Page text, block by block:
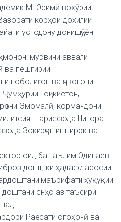
М. Осимӣ вохӯрии
корҳои дохилии
устодону донишҷӯён
муовини аввали
ва пешгирии
ноболиғон ва ҷавонони
Тоҷикистон,
Эмомалӣ, кормандони
Шарифзода Нигора
Зокирҷон иштирок ва
оид ба таълим Одинаев
дошт, ки ҳадафи асосии
маърифати ҳуқуқии
доштани онҳо аз таъсири
Раёсати огоҳонӣ ва